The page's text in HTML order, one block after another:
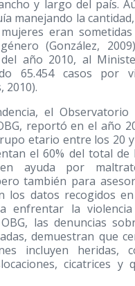
y largo del país.
manejando la
eran
(González,
año 2010, al
65.454 casos por
2010).
el Observatorio
reportó en el año
etario entre los 20
el 60% del total de
ayuda por
también para
los datos recogidos
enfrentar la
las denuncias
demuestran que
incluyen heridas,
cicatrices y